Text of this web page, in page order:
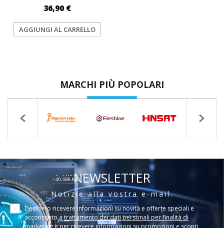
36,90 €
AGGIUNGI AL CARRELLO
MARCHI PIÙ POPOLARI
NEWSLETTER
Notizie alla vostra e-mail.
Desidero ricevere informazioni su novità e offerte speciali e
acconsento a trattamento dei dati personali per finalità di
marketing e per ricevere informazioni su promozioni e sconti